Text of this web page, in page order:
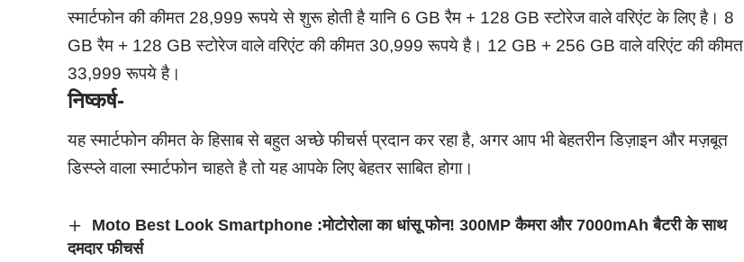
स्मार्टफोन की कीमत 28,999 रूपये से शुरू होती है यानि 6 GB रैम + 128 GB स्टोरेज वाले वरिएंट के लिए है। 8
GB रैम + 128 GB स्टोरेज वाले वरिएंट की कीमत 30,999 रूपये है। 12 GB + 256 GB वाले वरिएंट की कीमत
33,999 रूपये है।
निष्कर्ष-
यह स्मार्टफोन कीमत के हिसाब से बहुत अच्छे फीचर्स प्रदान कर रहा है, अगर आप भी बेहतरीन डिज़ाइन और मज़बूत
डिस्प्ले वाला स्मार्टफोन चाहते है तो यह आपके लिए बेहतर साबित होगा।
Moto Best Look Smartphone :मोटोरोला का धांसू फोन! 300MP कैमरा और 7000mAh बैटरी के साथ
दमदार फीचर्स